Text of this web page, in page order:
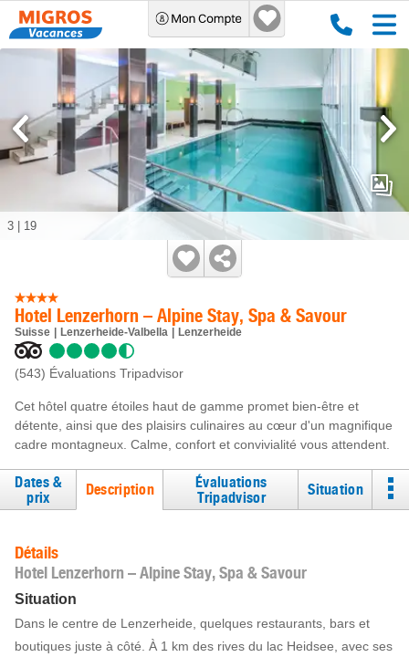
Hotel Lenzerhorn – Alpine Stay, Spa & Savour
Suisse Lenzerheide-Valbella Lenzerheide
(543) Évaluations Tripadvisor
Cet hôtel quatre étoiles haut de gamme promet bien-être et
détente, ainsi que des plaisirs culinaires au cœur d'un magnifique
cadre montagneux. Calme, confort et convivialité vous attendent.
3 19
Dates &
prix
Description
Évaluations
Tripadvisor
Situation
Détails
Hotel Lenzerhorn – Alpine Stay, Spa & Savour
Situation
Dans le centre de Lenzerheide, quelques restaurants, bars et
boutiques juste à côté. À 1 km des rives du lac Heidsee, avec ses